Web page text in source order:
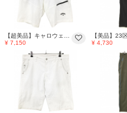
【超美品】キャロウェイ ハーフパンツ 白×黒 ウエストゴム・調整紐 ストレッチ 裾ロゴ メンズ M ゴルフウェア 2024年モデル Callaway
¥ 7,150
¥ 4,730